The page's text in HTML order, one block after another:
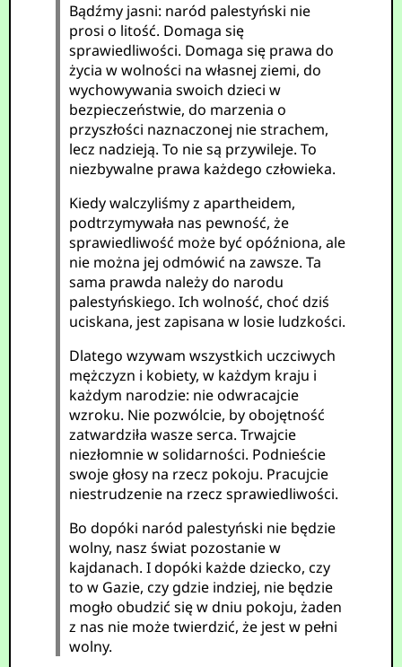
Bądźmy jasni: naród palestyński nie
prosi o litość. Domaga się
sprawiedliwości. Domaga się prawa do
życia w wolności na własnej ziemi, do
wychowywania swoich dzieci w
bezpieczeństwie, do marzenia o
przyszłości naznaczonej nie strachem,
lecz nadzieją. To nie są przywileje. To
niezbywalne prawa każdego człowieka.
Kiedy walczyliśmy z apartheidem,
podtrzymywała nas pewność, że
sprawiedliwość może być opóźniona, ale
nie można jej odmówić na zawsze. Ta
sama prawda należy do narodu
palestyńskiego. Ich wolność, choć dziś
uciskana, jest zapisana w losie ludzkości.
Dlatego wzywam wszystkich uczciwych
mężczyzn i kobiety, w każdym kraju i
każdym narodzie: nie odwracajcie
wzroku. Nie pozwólcie, by obojętność
zatwardziła wasze serca. Trwajcie
niezłomnie w solidarności. Podnieście
swoje głosy na rzecz pokoju. Pracujcie
niestrudzenie na rzecz sprawiedliwości.
Bo dopóki naród palestyński nie będzie
wolny, nasz świat pozostanie w
kajdanach. I dopóki każde dziecko, czy
to w Gazie, czy gdzie indziej, nie będzie
mogło obudzić się w dniu pokoju, żaden
z nas nie może twierdzić, że jest w pełni
wolny.